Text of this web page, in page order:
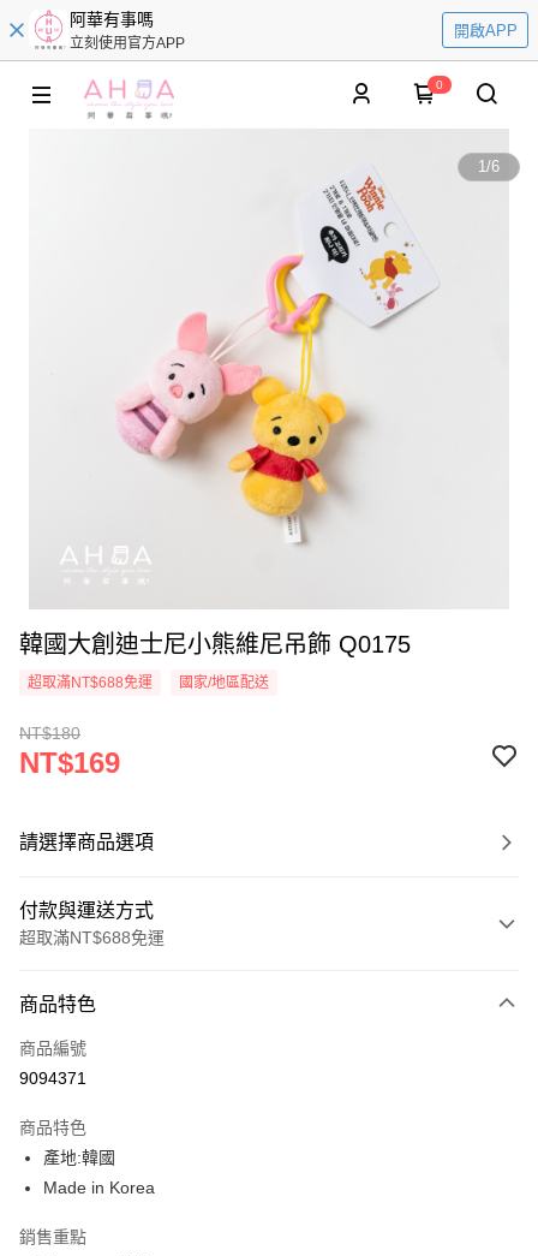
阿華有事嗎
立刻使用官方APP
開啟APP
0
1/6
韓國大創迪士尼小熊維尼吊飾 Q0175
超取滿NT$688免運 國家/地區配送
NT$180
NT$169
請選擇商品選項
付款與運送方式
超取滿NT$688免運
信用卡一次付款
超商取貨付款
Apple Pay
街口支付
悠遊付
商品特色
商品編號
9094371
商品特色
產地:韓國
Made in Korea
銷售重點